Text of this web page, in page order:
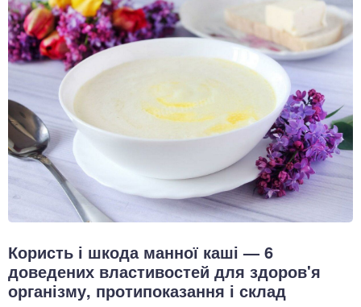
Користь і шкода манної каші — 6
доведених властивостей для здоров'я
організму, протипоказання і склад